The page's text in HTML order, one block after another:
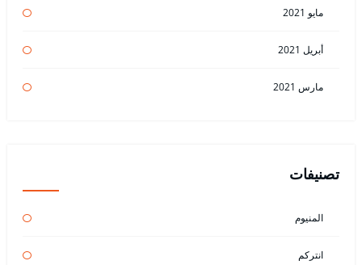
مايو 2021
أبريل 2021
مارس 2021
تصنيفات
المنيوم
انتركم